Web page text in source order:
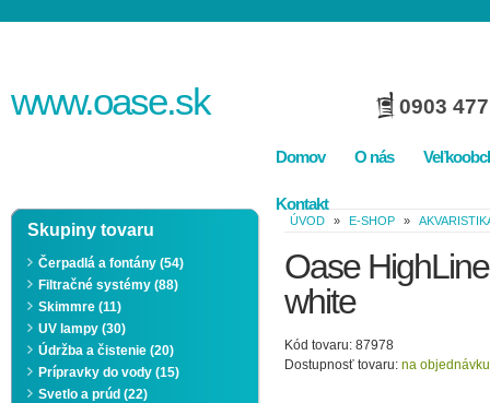
www.oase.sk 0903
Domov O nás
Kontakt
Skupiny tovaru
Čerpadlá a fontány (54)
Filtračné systémy (88)
Skimmre (11)
UV lampy (30)
Údržba a čistenie (20)
Prípravky do vody (15)
Svetlo a prúd (22)
ÚVOD » E-SHOP »
Oase
white
Kód tovaru: 87978
Dostupnosť tovaru: na objednávku